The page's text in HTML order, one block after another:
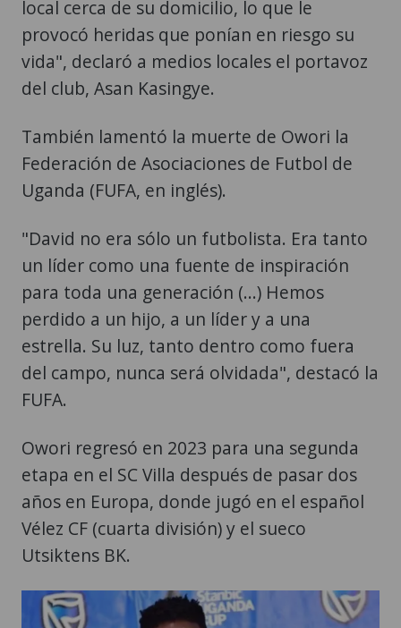
local cerca de su domicilio, lo que le
provocó heridas que ponían en riesgo su
vida", declaró a medios locales el portavoz
del club, Asan Kasingye.
También lamentó la muerte de Owori la
Federación de Asociaciones de Futbol de
Uganda (FUFA, en inglés).
"David no era sólo un futbolista. Era tanto
un líder como una fuente de inspiración
para toda una generación (...) Hemos
perdido a un hijo, a un líder y a una
estrella. Su luz, tanto dentro como fuera
del campo, nunca será olvidada", destacó la
FUFA.
Owori regresó en 2023 para una segunda
etapa en el SC Villa después de pasar dos
años en Europa, donde jugó en el español
Vélez CF (cuarta división) y el sueco
Utsiktens BK.